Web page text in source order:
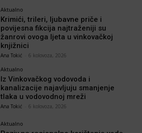
Aktualno
Krimići, trileri, ljubavne priče i
povijesna fikcija najtraženiji su
žanrovi ovoga ljeta u vinkovačkoj
knjižnici
Ana Tokić 6 kolovoza, 2026
Aktualno
Iz Vinkovačkog vodovoda i
kanalizacije najavljuju smanjenje
tlaka u vodovodnoj mreži
Ana Tokić 6 kolovoza, 2026
Aktualno